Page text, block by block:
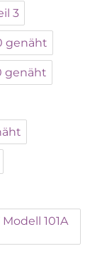
3
genäht
genäht
101A